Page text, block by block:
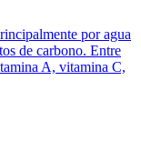
por agua
de carbono. Entre
A, vitamina C,